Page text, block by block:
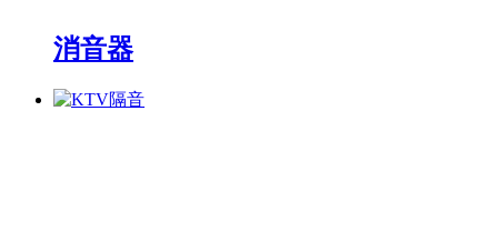
消音器